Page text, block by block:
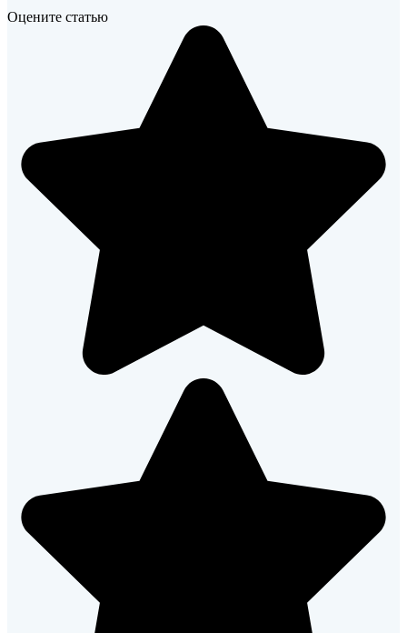
Оцените статью